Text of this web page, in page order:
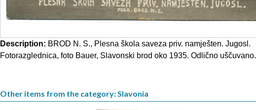
Description: BROD N. S., Plesna škola saveza priv. namješten. Jugosl.
Fotorazglednica, foto Bauer, Slavonski brod oko 1935. Odlično uščuvano.
Other items from the category: Slavonia